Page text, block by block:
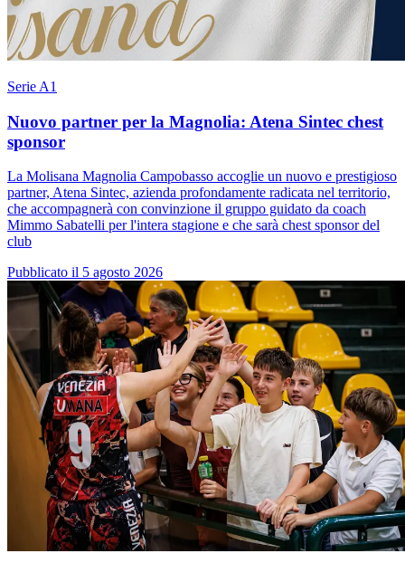
Serie A1
Nuovo partner per la Magnolia: Atena Sintec chest
sponsor
La Molisana Magnolia Campobasso accoglie un nuovo e prestigioso
partner, Atena Sintec, azienda profondamente radicata nel territorio,
che accompagnerà con convinzione il gruppo guidato da coach
Mimmo Sabatelli per l'intera stagione e che sarà chest sponsor del
club
Pubblicato il 5 agosto 2026